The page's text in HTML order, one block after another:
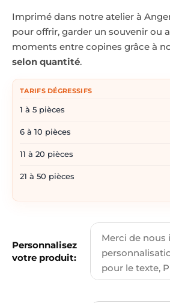
Imprimé dans notre atelier à
pour offrir, garder un souvenir ou
moments entre copines grâce à
selon quantité.
TARIFS DÉGRESSIFS
1 à 5 pièces
6 à 10 pièces
11 à 20 pièces
21 à 50 pièces
Personnalisez
votre produit: